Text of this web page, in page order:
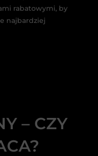
rabatowymi, by
najbardziej
– CZY